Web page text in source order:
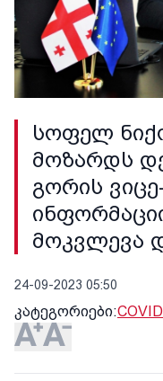
სოფელ
მოზარდს
გორის
მოკვლევა
24-09-2023 05:50
კატეგორიები: